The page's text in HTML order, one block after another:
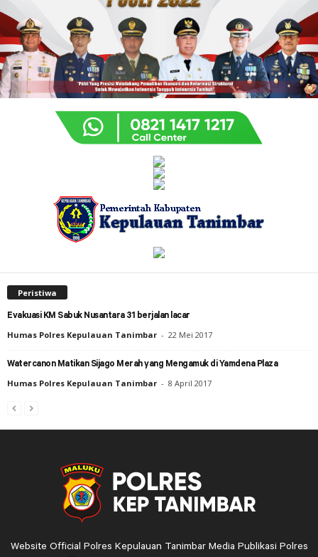
Peristiwa
Evakuasi KM Sabuk Nusantara 31 berjalan lacar
Humas Polres Kepulauan Tanimbar - 22 Mei 2017
Watercanon Matikan Sijago Merah yang Mengamuk di Yamdena Plaza
Humas Polres Kepulauan Tanimbar - 8 April 2017
Website Official Polres Kepulauan Tanimbar Media Publikasi Polres